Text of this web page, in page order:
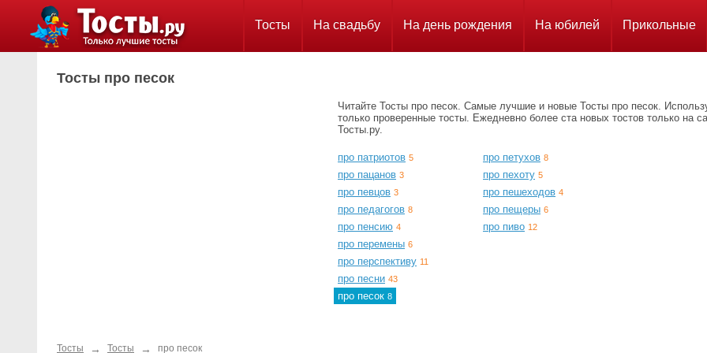
Тосты На свадьбу На день рождения На юбилей Прикольные
Тосты про песок
Читайте Тосты про песок. Самые лучшие и новые Тосты про песок.
только проверенные тосты. Ежедневно более ста новых тостов только на
Тосты.ру.
про патриотов 5
про пацанов 3
про певцов 3
про педагогов 8
про пенсию 4
про перемены 6
про перспективу 11
про песни 43
про песок 8
про петухов 8
про пехоту 5
про пешеходов 4
про пещеры 6
про пиво 12
Тосты → Тосты → про песок